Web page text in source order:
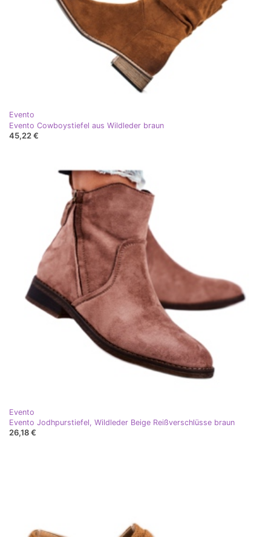
Evento
Evento Cowboystiefel aus Wildleder braun
45,22 €
Evento
Evento Jodhpurstiefel, Wildleder Beige Reißverschlüsse braun
26,18 €